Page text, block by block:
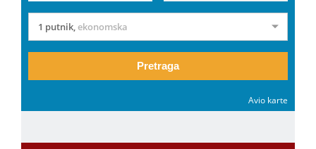
1 putnik,ekonomska
Pretraga
Avio karte